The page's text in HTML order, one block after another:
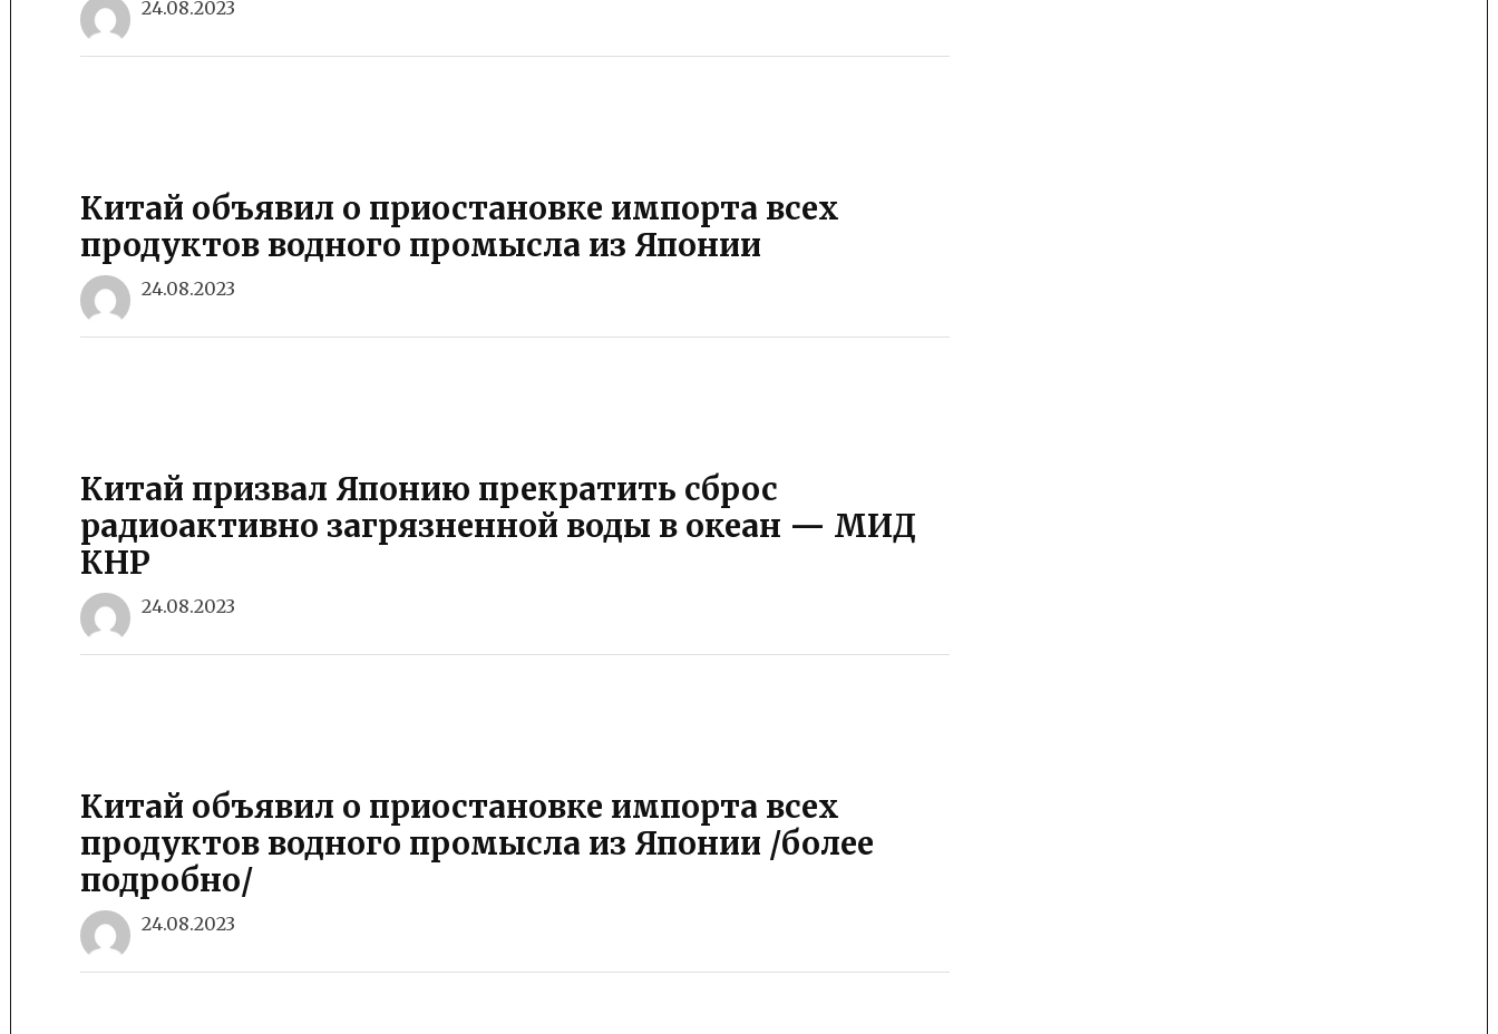
24.08.2023
Китай объявил о приостановке импорта всех
продуктов водного промысла из Японии
24.08.2023
Китай призвал Японию прекратить сброс
радиоактивно загрязненной воды в океан — МИД
КНР
24.08.2023
Китай объявил о приостановке импорта всех
продуктов водного промысла из Японии /более
подробно/
24.08.2023